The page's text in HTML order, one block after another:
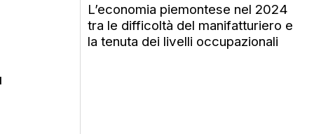
L’economia piemontese nel 2024
tra le difficoltà del manifatturiero e
la tenuta dei livelli occupazionali